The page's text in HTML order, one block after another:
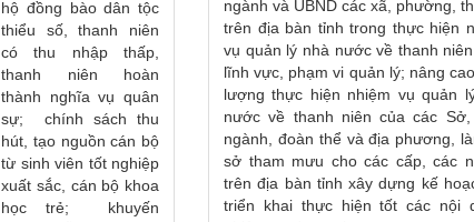
hộ đồng bào dân tộc
thiểu số, thanh niên
có thu nhập thấp,
thanh niên hoàn
thành nghĩa vụ quân
sự; chính sách thu
hút, tạo nguồn cán bộ
từ sinh viên tốt nghiệp
xuất sắc, cán bộ khoa
học trẻ; khuyến
ngành và UBND các xã, phường,
trên địa bàn tỉnh trong thực hiện
vụ quản lý nhà nước về thanh
lĩnh vực, phạm vi quản lý; nâng
lượng thực hiện nhiệm vụ quản
nước về thanh niên của các Sở,
ngành, đoàn thể và địa phương,
sở tham mưu cho các cấp, các
trên địa bàn tỉnh xây dựng kế
triển khai thực hiện tốt các nội